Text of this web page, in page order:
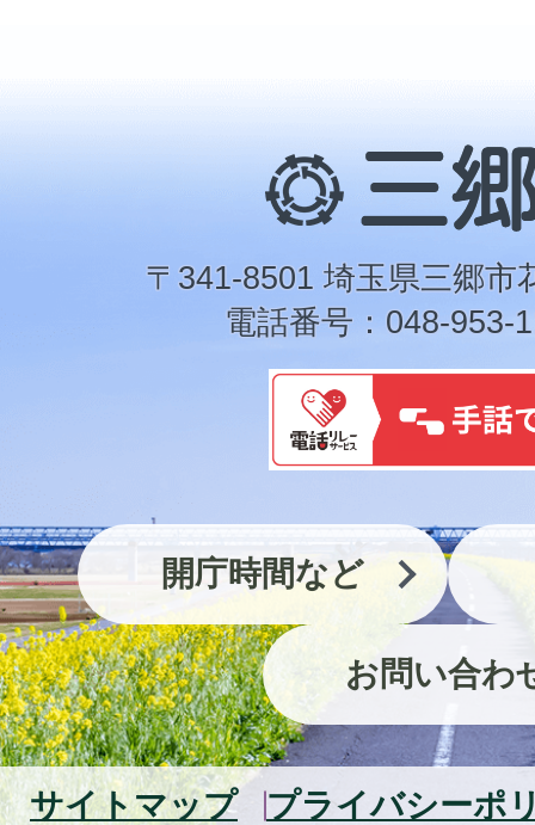
三
郷
市
〒341-8501 埼玉県三郷市
電話番号：048-953-
開庁時間など
お問い合わ
サイトマップ
プライバシーポ